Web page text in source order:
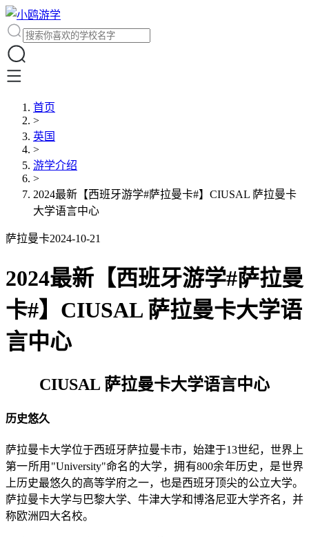
首页
>
英国
>
游学介绍
>
2024最新【西班牙游学#萨拉曼卡#】CIUSAL 萨拉曼卡
大学语言中心
萨拉曼卡2024-10-21
2024最新【西班牙游学#萨拉曼
卡#】CIUSAL 萨拉曼卡大学语
言中心
CIUSAL 萨拉曼卡大学语言中心
历史悠久
萨拉曼卡大学位于西班牙萨拉曼卡市，始建于13世纪，世界上
第一所用"University"命名的大学，拥有800余年历史，是世界
上历史最悠久的高等学府之一，也是西班牙顶尖的公立大学。
萨拉曼卡大学与巴黎大学、牛津大学和博洛尼亚大学齐名，并
称欧洲四大名校。